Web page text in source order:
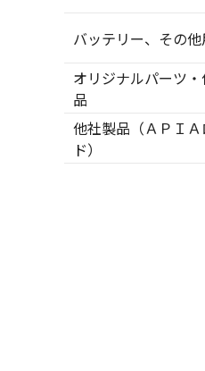
バッテリー、その他
オリジナルパーツ・
品
他社製品（ＡＰＩＡ
ド）